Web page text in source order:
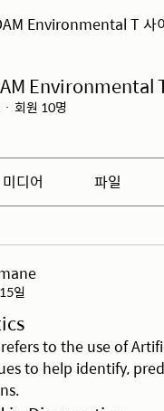
Environmental T 사
Environmental
· 회원 10명
미디어 파일
일
to the use of
to help identify,